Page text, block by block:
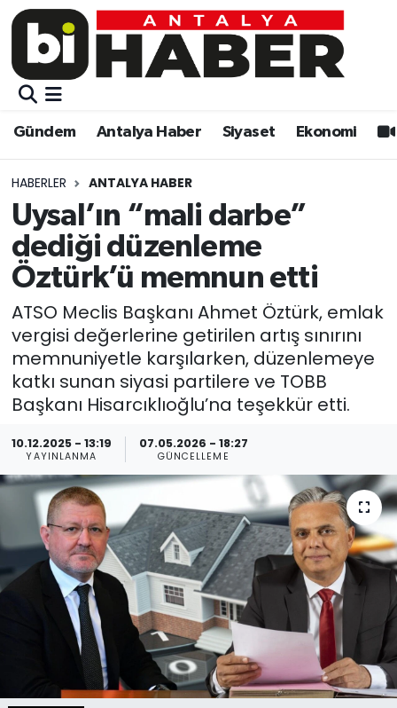
Gündem Antalya Haber Siyaset Ekonomi
HABERLER ANTALYA HABER
Uysal’ın “mali darbe”
dediği düzenleme
Öztürk’ü memnun etti
ATSO Meclis Başkanı Ahmet Öztürk, emlak
vergisi değerlerine getirilen artış sınırını
memnuniyetle karşılarken, düzenlemeye
katkı sunan siyasi partilere ve TOBB
Başkanı Hisarcıklıoğlu’na teşekkür etti.
10.12.2025 - 13:19
YAYINLANMA
07.05.2026 - 18:27
GÜNCELLEME
Gündem
Siyaset
Ekonomi
Video
Eğitim
Kültür-sanat
Sağlık
Teknoloji
Resmi İlanlar
Gündem
Siyaset
Eğitim
Ekonomi
Kültür-sanat
Sağlık
Spor
Yaşam
Künye
Gizlilik Sözleşmesi
İletişim
Muratpaşa Nöbetçi Eczaneler
Muratpaşa Trafik Yoğunluk Haritası
Süper Lig Puan Durumu ve Fikstür
Tüm Manşetler
Son Dakika Haberleri
Haber Arşivi